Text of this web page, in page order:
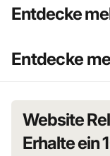
Entdecke
Entdecke
Website
Erhalte ein